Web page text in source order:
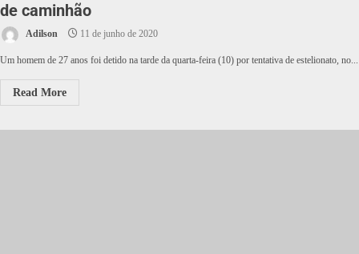
de caminhão
Adilson 11 de junho de 2020
Um homem de 27 anos foi detido na tarde da quarta-feira (10) por tentativa de estelionato, no...
Read More